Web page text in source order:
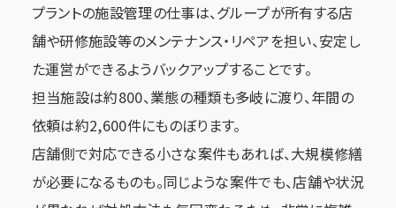
プラントの施設管理の仕事は、グループが所有する店
舗や研修施設等のメンテナンス・リペアを担い、安定し
た運営ができるようバックアップすることです。
担当施設は約800、業態の種類も多岐に渡り、年間の
依頼は約2,600件にものぼります。
店舗側で対応できる小さな案件もあれば、大規模修繕
が必要になるものも。同じような案件でも、店舗や状況